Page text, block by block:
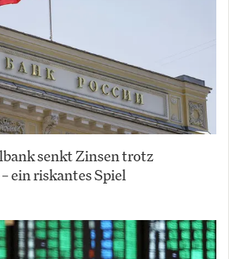
senkt Zinsen trotz
ein riskantes Spiel